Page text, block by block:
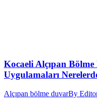
Kocaeli Alçıpan
Uygulamaları
Alçıpan bölme duvarBy